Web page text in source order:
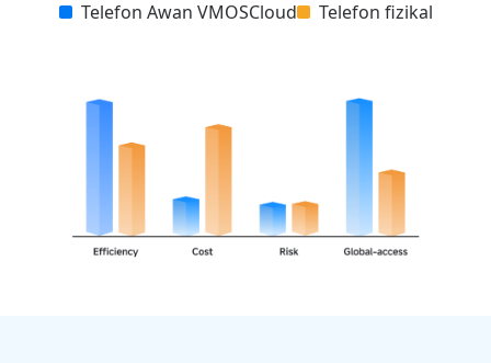
Telefon Awan VMOSCloud Telefon fizikal